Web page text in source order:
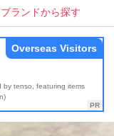
ブランドから探す
by tenso, featuring items
Overseas Visitors